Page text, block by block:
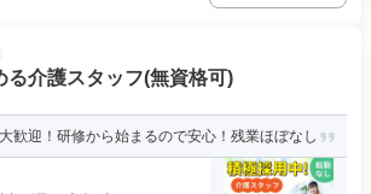
る介護スタッフ(無資格可)
歓迎！研修から始まるので安心！残業ほぼなし